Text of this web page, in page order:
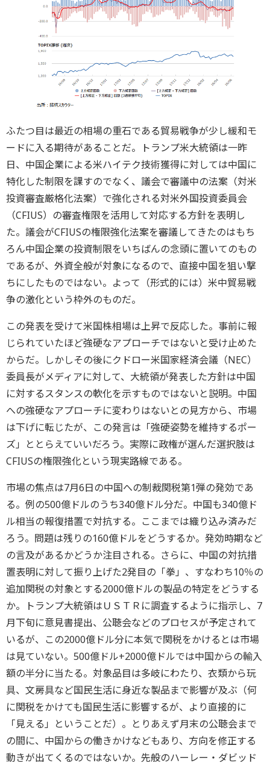
ふたつ目は最近の相場の重石である貿易戦争が少し緩和モ
ードに入る期待があることだ。トランプ米大統領は一昨
日、中国企業による米ハイテク技術獲得に対しては中国に
特化した制限を課すのでなく、議会で審議中の法案（対米
投資審査厳格化法案）で強化される対米外国投資委員会
（CFIUS）の審査権限を活用して対応する方針を表明し
た。議会がCFIUSの権限強化法案を審議してきたのはもち
ろん中国企業の投資制限をいちばんの念頭に置いてのもの
であるが、外資全般が対象になるので、直接中国を狙い撃
ちにしたものではない。よって（形式的には）米中貿易戦
争の激化という枠外のものだ。
この発表を受けて米国株相場は上昇で反応した。事前に報
じられていたほど強硬なアプローチではないと受け止めた
からだ。しかしその後にクドロー米国家経済会議（NEC）
委員長がメディアに対して、大統領が発表した方針は中国
に対するスタンスの軟化を示すものではないと説明。中国
への強硬なアプローチに変わりはないとの見方から、市場
は下げに転じたが、この発言は「強硬姿勢を維持するポー
ズ」ととらえていいだろう。実際に政権が選んだ選択肢は
CFIUSの権限強化という現実路線である。
市場の焦点は7月6日の中国への制裁関税第1弾の発効であ
る。例の500億ドルのうち340億ドル分だ。中国も340億ド
ル相当の報復措置で対抗する。ここまでは織り込み済みだ
ろう。問題は残りの160億ドルをどうするか。発効時期など
の言及があるかどうか注目される。さらに、中国の対抗措
置表明に対して振り上げた2発目の「拳」、すなわち10％の
追加関税の対象とする2000億ドルの製品の特定をどうする
か。トランプ大統領はＵＳＴＲに調査するように指示し、7
月下旬に意見書提出、公聴会などのプロセスが予定されて
いるが、この2000億ドル分に本気で関税をかけるとは市場
は見ていない。500億ドル+2000億ドルでは中国からの輸入
額の半分に当たる。対象品目は多岐にわたり、衣類から玩
具、文房具など国民生活に身近な製品まで影響が及ぶ（何
に関税をかけても国民生活に影響するが、より直接的に
「見える」ということだ）。とりあえず月末の公聴会まで
の間に、中国からの働きかけなどもあり、方向を修正する
動きが出てくるのではないか。先般のハーレー・ダビッド